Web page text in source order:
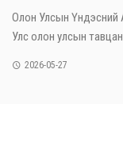
Олон Улсын Үндэсний
Улс олон улсын тавцан
2026-05-27